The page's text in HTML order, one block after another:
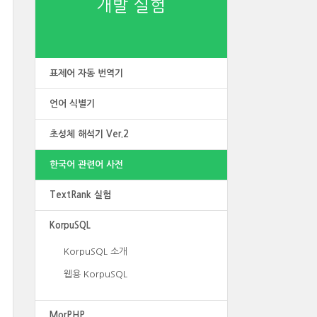
개발 실험
표제어 자동 번역기
언어 식별기
초성체 해석기 Ver.2
한국어 관련어 사전
TextRank 실험
KorpuSQL
KorpuSQL 소개
웹용 KorpuSQL
MorPHP